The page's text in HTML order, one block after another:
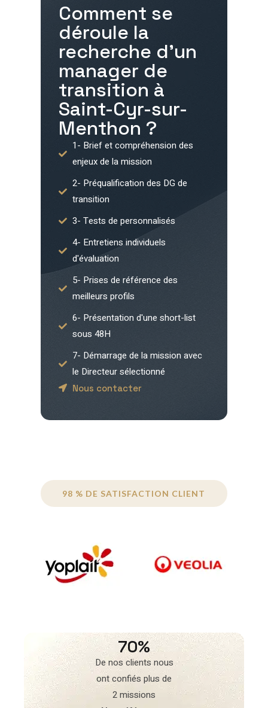
Comment se
déroule la
recherche d'un
manager de
transition à
Saint-Cyr-sur-
Menthon ?
1- Brief et compréhension des
enjeux de la mission
2- Préqualification des DG de
transition
3- Tests de personnalisés
4- Entretiens individuels
d'évaluation
5- Prises de référence des
meilleurs profils
6- Présentation d'une short-list
sous 48H
7- Démarrage de la mission avec
le Directeur sélectionné
Nous contacter
98 % DE SATISFACTION CLIENT
70%
De nos clients nous
ont confiés plus de
2 missions